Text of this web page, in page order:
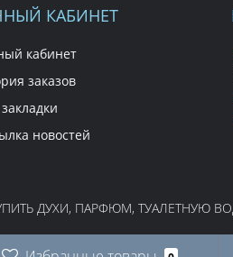
КАБИНЕТ
кабинет
заказов
новостей
ДУХИ, ПАРФЮМ, ТУАЛЕТНУЮ